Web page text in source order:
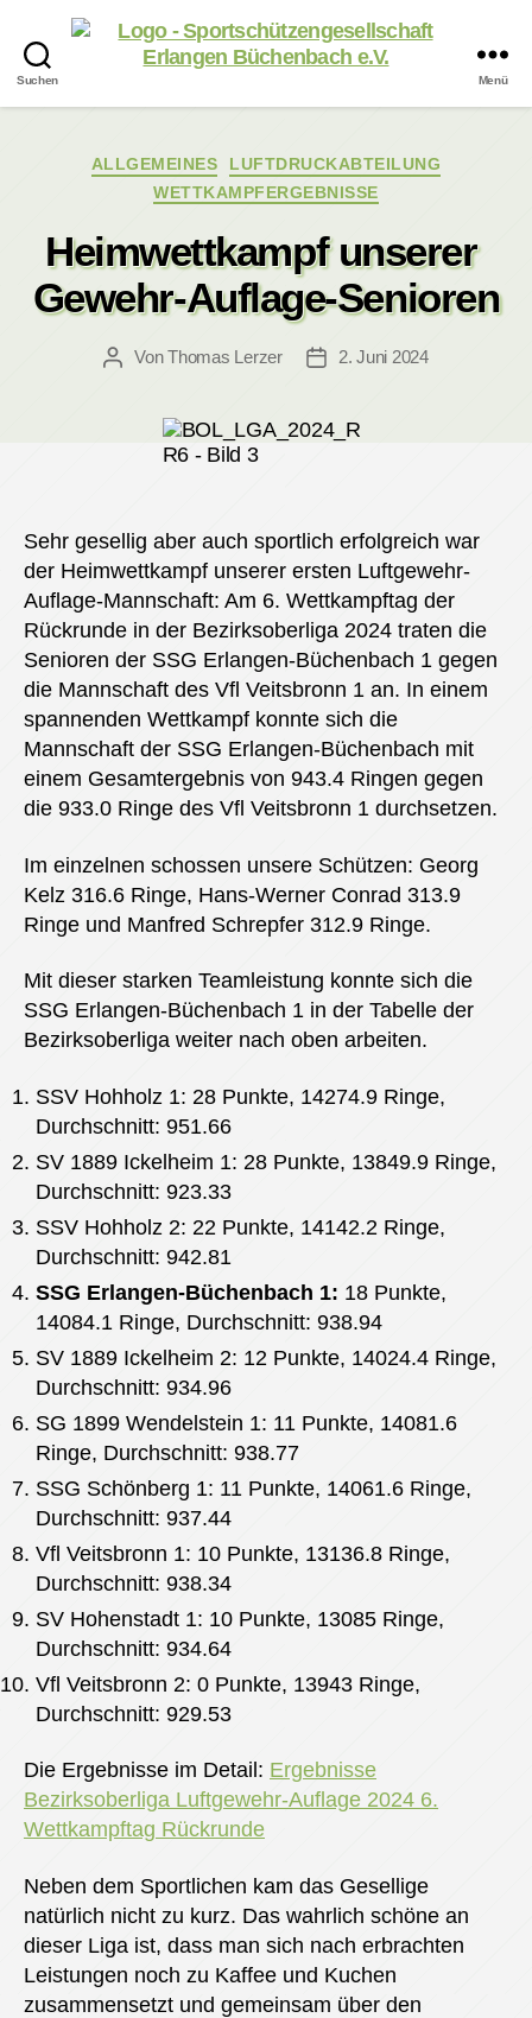
Suchen
Sportschützengesellschaft
Büchenbach
e.V.
Menü
Kategorien
ALLGEMEINES
LUFTDRUCKABTEILUNG
WETTKAMPFERGEBNISSE
Heimwettkampf unserer
Gewehr-Auflage-Senioren
Beitragsautor
VonThomas Lerzer Veröffentlichungsdatum
2. Juni 2024
Sehr gesellig aber auch sportlich erfolgreich war
der Heimwettkampf unserer ersten Luftgewehr-
Auflage-Mannschaft: Am 6. Wettkampftag der
Rückrunde in der Bezirksoberliga 2024 traten die
Senioren der SSG Erlangen-Büchenbach 1 gegen
die Mannschaft des Vfl Veitsbronn 1 an. In einem
spannenden Wettkampf konnte sich die
Mannschaft der SSG Erlangen-Büchenbach mit
einem Gesamtergebnis von 943.4 Ringen gegen
die 933.0 Ringe des Vfl Veitsbronn 1 durchsetzen.
Im einzelnen schossen unsere Schützen: Georg
Kelz 316.6 Ringe, Hans-Werner Conrad 313.9
Ringe und Manfred Schrepfer 312.9 Ringe.
Mit dieser starken Teamleistung konnte sich die
SSG Erlangen-Büchenbach 1 in der Tabelle der
Bezirksoberliga weiter nach oben arbeiten.
SSV Hohholz 1: 28 Punkte, 14274.9 Ringe,
Durchschnitt: 951.66
SV 1889 Ickelheim 1: 28 Punkte, 13849.9 Ringe,
Durchschnitt: 923.33
SSV Hohholz 2: 22 Punkte, 14142.2 Ringe,
Durchschnitt: 942.81
SSG Erlangen-Büchenbach 1: 18 Punkte,
14084.1 Ringe, Durchschnitt: 938.94
SV 1889 Ickelheim 2: 12 Punkte, 14024.4 Ringe,
Durchschnitt: 934.96
SG 1899 Wendelstein 1: 11 Punkte, 14081.6
Ringe, Durchschnitt: 938.77
SSG Schönberg 1: 11 Punkte, 14061.6 Ringe,
Durchschnitt: 937.44
Vfl Veitsbronn 1: 10 Punkte, 13136.8 Ringe,
Durchschnitt: 938.34
SV Hohenstadt 1: 10 Punkte, 13085 Ringe,
Durchschnitt: 934.64
Vfl Veitsbronn 2: 0 Punkte, 13943 Ringe,
Durchschnitt: 929.53
Die Ergebnisse im Detail: Ergebnisse
Bezirksoberliga Luftgewehr-Auflage 2024 6.
Wettkampftag Rückrunde
Neben dem Sportlichen kam das Gesellige
natürlich nicht zu kurz. Das wahrlich schöne an
dieser Liga ist, dass man sich nach erbrachten
Leistungen noch zu Kaffee und Kuchen
zusammensetzt und gemeinsam über den